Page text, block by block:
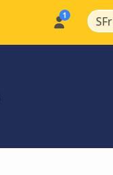
SFr